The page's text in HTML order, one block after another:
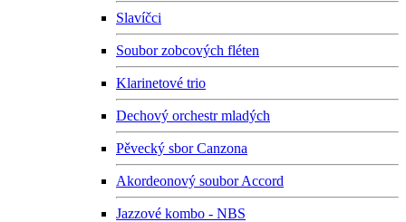
Slavíčci
Soubor zobcových fléten
Klarinetové trio
Dechový orchestr mladých
Pěvecký sbor Canzona
Akordeonový soubor Accord
Jazzové kombo - NBS